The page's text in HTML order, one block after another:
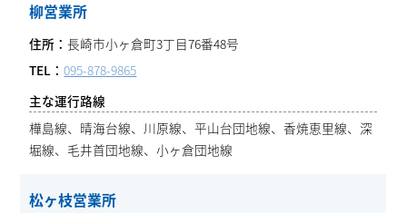
柳営業所
長崎市小ヶ倉町3丁目76番48号
095-878-9865
樺島線、晴海台線、川原線、平山台団地線、香焼恵里線、深
堀線、毛井首団地線、小ヶ倉団地線
松ヶ枝営業所